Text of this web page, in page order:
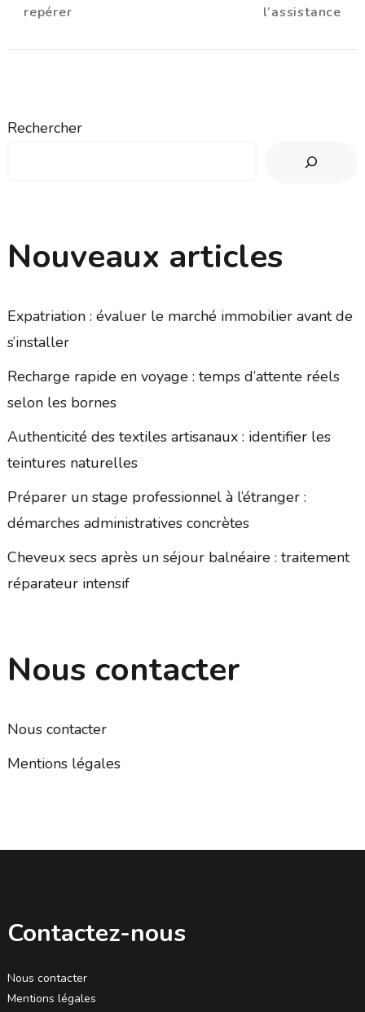
repérer
l’assistance
Rechercher
Nouveaux articles
Expatriation : évaluer le marché immobilier avant de
s’installer
Recharge rapide en voyage : temps d’attente réels
selon les bornes
Authenticité des textiles artisanaux : identifier les
teintures naturelles
Préparer un stage professionnel à l’étranger :
démarches administratives concrètes
Cheveux secs après un séjour balnéaire : traitement
réparateur intensif
Nous contacter
Nous contacter
Mentions légales
Contactez-nous
Nous contacter
Mentions légales